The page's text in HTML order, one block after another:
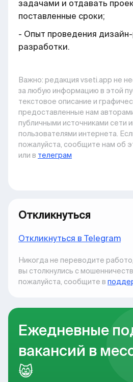
задачами и отдавать
поставленные сроки;
- Опыт проведения
разработки.
Важно: pедакция vseti.app не
за любую информацию в этой
текстовое описание и
предоставленные нам авторами
публичными источниками сети
пользователями интернета.
пожалуйста, сообщите нам об
или в телеграм
Откликнуться
Откликнуться в Telegram
Никогда не переводите
вы столкнулись с
пожалуйста, сообщите в
Ежедневные
вакансий в
😸